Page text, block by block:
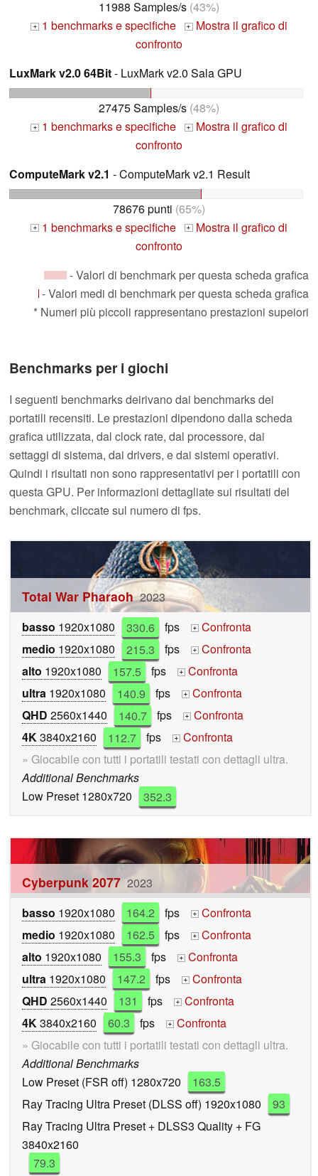
11988 Samples/s (43%)
+ 1 benchmarks e specifiche + Mostra il grafico di
confronto
LuxMark v2.0 64Bit- LuxMark v2.0 Sala GPU
27475 Samples/s (48%)
+ 1 benchmarks e specifiche + Mostra il grafico di
confronto
ComputeMark v2.1 - ComputeMark v2.1 Result
78676 punti (65%)
+ 1 benchmarks e specifiche + Mostra il grafico di
confronto
- Valori di benchmark per questa scheda grafica
- Valori medi di benchmark per questa scheda grafica
* Numeri più piccoli rappresentano prestazioni supeiori
Benchmarks per i giochi
I seguenti benchmarks deirivano dai benchmarks dei
portatili recensiti. Le prestazioni dipendono dalla scheda
grafica utilizzata, dal clock rate, dal processore, dai
settaggi di sistema, dai drivers, e dai sistemi operativi.
Quindi i risultati non sono rappresentativi per i portatili con
questa GPU. Per informazioni dettagliate sui risultati del
benchmark, cliccate sul numero di fps.
Total War Pharaoh 2023
basso 1920x1080 330.6 fps +
Confronta
medio 1920x1080 215.3 fps +
Confronta
alto 1920x1080 157.5 fps +
Confronta
ultra 1920x1080 140.9 fps +
Confronta
QHD 2560x1440 140.7 fps +
Confronta
4K3840x2160 112.7 fps +
Confronta
» Giocabile con tutti i portatili testati con dettagli ultra.
Additional Benchmarks
Low Preset 1280x720
352.3
Cyberpunk 2077 2023
basso 1920x1080 164.2 fps +
Confronta
medio 1920x1080 162.5 fps +
Confronta
alto 1920x1080 155.3 fps +
Confronta
ultra 1920x1080 147.2 fps +
Confronta
QHD 2560x1440 131 fps +
Confronta
4K3840x2160 60.3 fps +
Confronta
» Giocabile con tutti i portatili testati con dettagli ultra.
Additional Benchmarks
Low Preset (FSR off) 1280x720
163.5
Ray Tracing Ultra Preset (DLSS off) 1920x1080
93
Ray Tracing Ultra Preset + DLSS3 Quality + FG
3840x2160
79.3